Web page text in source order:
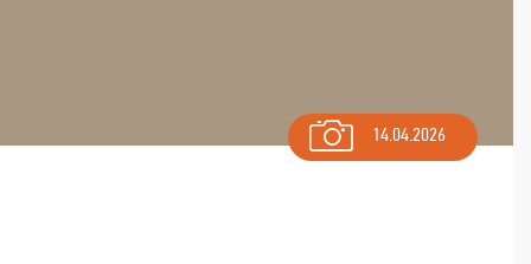
14.04.2026